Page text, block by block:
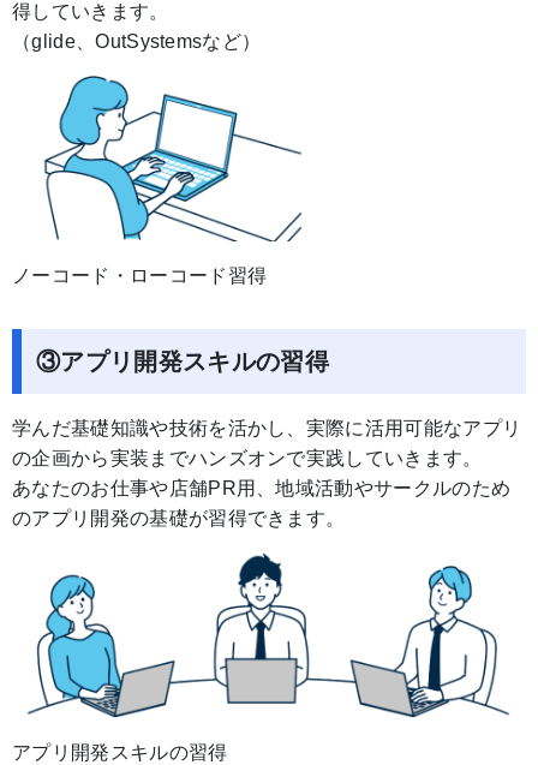
得していきます。
（glide、OutSystemsなど）
ノーコード・ローコード習得
③アプリ開発スキルの習得
学んだ基礎知識や技術を活かし、実際に活用可能なアプリ
の企画から実装までハンズオンで実践していきます。
あなたのお仕事や店舗PR用、地域活動やサークルのため
のアプリ開発の基礎が習得できます。
アプリ開発スキルの習得